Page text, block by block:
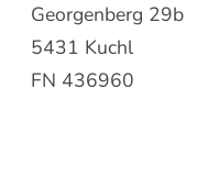
Georgenberg 29b
5431 Kuchl
FN 436960